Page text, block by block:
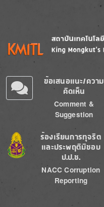
Image
ข้อเสนอแนะ/ความ
คิดเห็น
Comment &
Suggestion
Image
ร้องเรียนการทุจริต
และประพฤติมิชอบ
ป.ป.ช.
NACC Corruption
Reporting